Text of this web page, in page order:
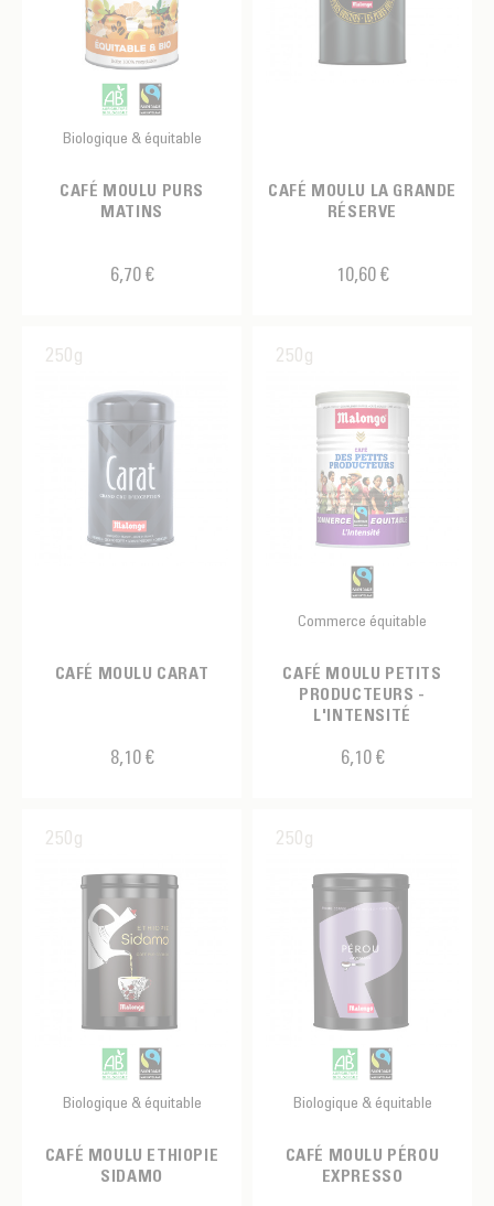
Biologique & équitable
CAFÉ MOULU PURS
MATINS
6,70 €
CAFÉ MOULU LA GRANDE
RÉSERVE
10,60 €
250g
CAFÉ MOULU CARAT
8,10 €
250g
Commerce équitable
CAFÉ MOULU PETITS
PRODUCTEURS -
L'INTENSITÉ
6,10 €
250g
Biologique & équitable
CAFÉ MOULU ETHIOPIE
SIDAMO
250g
Biologique & équitable
CAFÉ MOULU PÉROU
EXPRESSO